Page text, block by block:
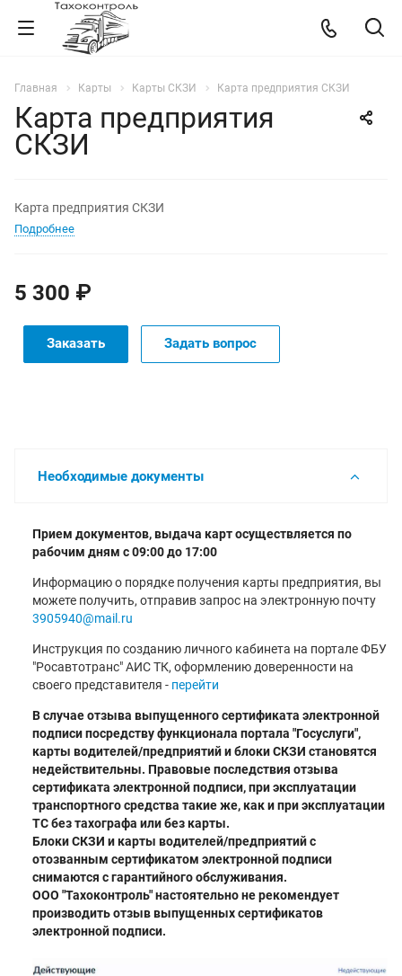
Главная Карты Карты СКЗИ Карта предприятия СКЗИ
Карта предприятия
СКЗИ
Карта предприятия СКЗИ
Подробнее
5 300 ₽
Заказать Задать вопрос
Необходимые документы
Прием документов, выдача карт осуществляется по
рабочим дням с 09:00 до 17:00
Информацию о порядке получения карты предприятия, вы
можете получить, отправив запрос на электронную почту
3905940@mail.ru
Инструкция по созданию личного кабинета на портале ФБУ
"Росавтотранс" АИС ТК, оформлению доверенности на
своего представителя - перейти
В случае отзыва выпущенного сертификата электронной
подписи посредству функционала портала "Госуслуги",
карты водителей/предприятий и блоки СКЗИ становятся
недействительны. Правовые последствия отзыва
сертификата электронной подписи, при эксплуатации
транспортного средства такие же, как и при эксплуатации
ТС без тахографа или без карты.
Блоки СКЗИ и карты водителей/предприятий с
отозванным сертификатом электронной подписи
снимаются с гарантийного обслуживания.
ООО "Тахоконтроль" настоятельно не рекомендует
производить отзыв выпущенных сертификатов
электронной подписи.